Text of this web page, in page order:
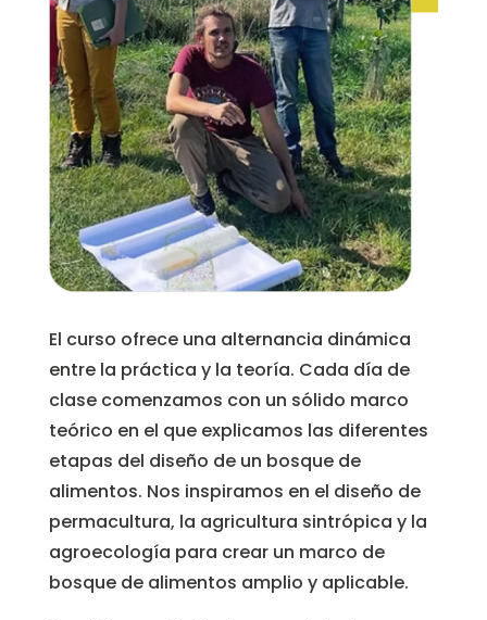
El curso ofrece una alternancia dinámica
entre la práctica y la teoría. Cada día de
clase comenzamos con un sólido marco
teórico en el que explicamos las diferentes
etapas del diseño de un bosque de
alimentos. Nos inspiramos en el diseño de
permacultura, la agricultura sintrópica y la
agroecología para crear un marco de
bosque de alimentos amplio y aplicable.